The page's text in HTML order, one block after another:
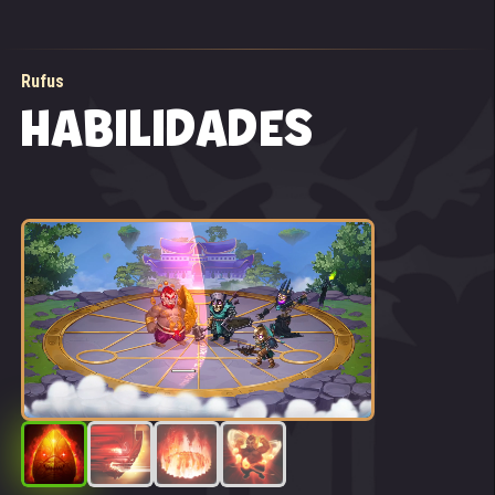
comida. Así fue como el señor de la casa, con la
entró en su cocina y se encontró con una escena
desconcertante: la mesa del comedor, que esperaba
que sólo tendría un par de crujientes y viejos
frutas exóticas de todos los rincones de la tierra,
todo brillando vertiginosamente ante sus ojos.
Profundamente desconcertado, Rufus se rascó la
cabeza y pensó un momento. ¿Estaba alucinando?
¿Había perdido completamente la cabeza esta vez?
Sin embargo, el rugido de su barriga no tardó en
apartar de su mente cualquier otra pregunta, así que
se sentó y empezó a atiborrarse.
“¡Buenos días!”, sonó de repente una voz alegre.
Desde una oscura grieta en el rincón más alejado de
la habitación, una sombra se deslizó y saltó
Rufus
HABILIDADES